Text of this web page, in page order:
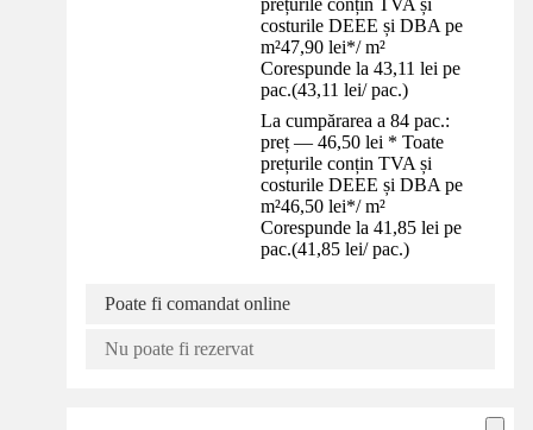
prețurile conțin TVA și
costurile DEEE și DBA pe
m²47,90 lei*/ m²
Corespunde la 43,11 lei pe
pac.(43,11 lei/ pac.)
La cumpărarea a 84 pac.:
preț — 46,50 lei * Toate
prețurile conțin TVA și
costurile DEEE și DBA pe
m²46,50 lei*/ m²
Corespunde la 41,85 lei pe
pac.(41,85 lei/ pac.)
Poate fi comandat online
Nu poate fi rezervat